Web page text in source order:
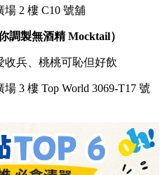
場 2 樓 C10 號舖
調製無酒精 Mocktail）
收兵、桃桃可恥但好飲
場 3 樓 Top World 3069-T17 號